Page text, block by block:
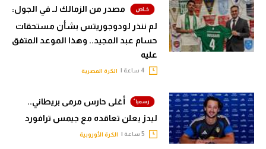
مصدر من الزمالك لـ في الجول:
لم ننذر لودوجوريتس بشأن مستحقات
حسام عبد المجيد.. وهذا الموعد المتفق
عليه
الكرة المصرية
أغلى حارس مرمى بريطاني..
ليدز يعلن تعاقده مع جيمس ترافورد
الكرة الأوروبية